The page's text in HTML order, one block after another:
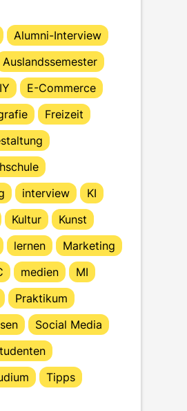
Alumni-Interview
Auslandssemester
E-Commerce
Freizeit
interview
KI
Kultur
Kunst
lernen
Marketing
medien
MI
Praktikum
Social Media
Tipps